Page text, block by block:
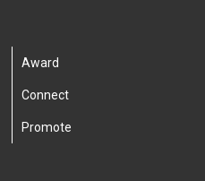
Award
Connect
Promote